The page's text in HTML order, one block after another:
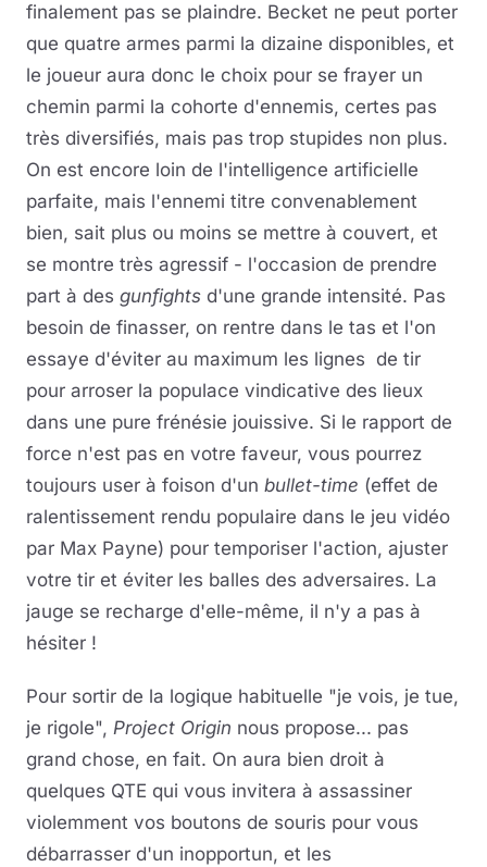
finalement pas se plaindre. Becket ne peut porter
que quatre armes parmi la dizaine disponibles, et
le joueur aura donc le choix pour se frayer un
chemin parmi la cohorte d'ennemis, certes pas
très diversifiés, mais pas trop stupides non plus.
On est encore loin de l'intelligence artificielle
parfaite, mais l'ennemi titre convenablement
bien, sait plus ou moins se mettre à couvert, et
se montre très agressif - l'occasion de prendre
part à des gunfights d'une grande intensité. Pas
besoin de finasser, on rentre dans le tas et l'on
essaye d'éviter au maximum les lignes de tir
pour arroser la populace vindicative des lieux
dans une pure frénésie jouissive. Si le rapport de
force n'est pas en votre faveur, vous pourrez
toujours user à foison d'un bullet-time (effet de
ralentissement rendu populaire dans le jeu vidéo
par Max Payne) pour temporiser l'action, ajuster
votre tir et éviter les balles des adversaires. La
jauge se recharge d'elle-même, il n'y a pas à
hésiter !
Pour sortir de la logique habituelle "je vois, je tue,
je rigole", Project Origin nous propose... pas
grand chose, en fait. On aura bien droit à
quelques QTE qui vous invitera à assassiner
violemment vos boutons de souris pour vous
débarrasser d'un inopportun, et les